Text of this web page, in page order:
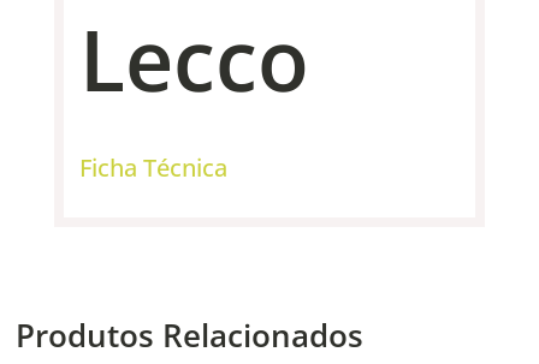
Lecco
Ficha Técnica
Produtos Relacionados